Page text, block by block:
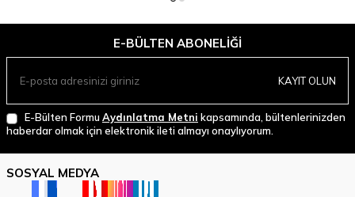
E-BÜLTEN ABONELIĞI
KAYIT OLUN
E-Bülten Formu Aydınlatma Metni kapsamında, bültenlerinizden
haberdar olmak için elektronik ileti almayı onaylıyorum.
SOSYAL MEDYA